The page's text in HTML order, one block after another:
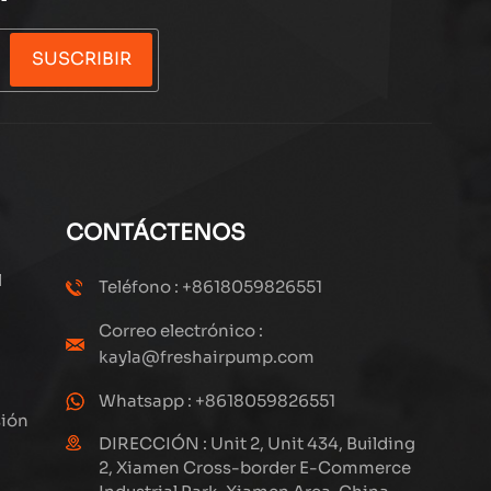
SUSCRIBIR
CONTÁCTENOS
Teléfono : +8618059826551
Correo electrónico :
kayla@freshairpump.com
Whatsapp : +8618059826551
DIRECCIÓN : Unit 2, Unit 434, Building
2, Xiamen Cross-border E-Commerce